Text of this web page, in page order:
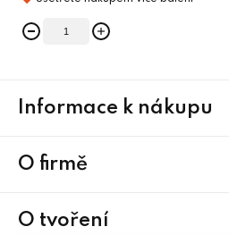
Informace k nákupu
O firmě
O tvoření